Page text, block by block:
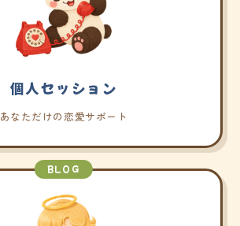
個人セッション
あなただけの恋愛サポート
BLOG